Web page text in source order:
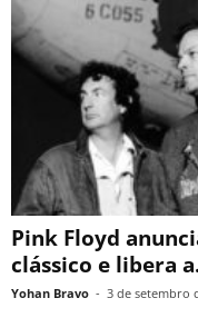
Pink Floyd
clássico e libera
Yohan Bravo - 3 de setembro